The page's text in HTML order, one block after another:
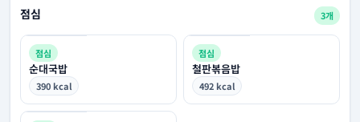
점심 3개
점심
순대국밥
390 kcal
점심
철판볶음밥
492 kcal